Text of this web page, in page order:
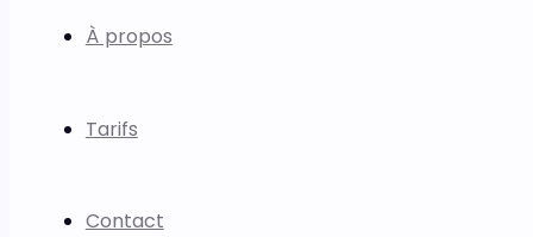
À propos
Tarifs
Contact